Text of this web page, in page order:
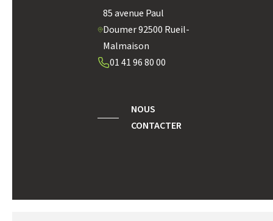
85 avenue Paul
Doumer 92500 Rueil-
Malmaison
01 41 96 80 00
NOUS
CONTACTER